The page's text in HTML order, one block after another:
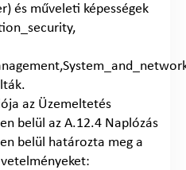
és műveleti képességek
az Üzemeltetés
belül az A.12.4 Naplózás
belül határozta meg a